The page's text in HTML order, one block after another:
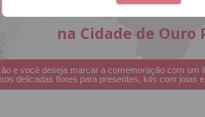
Cestas de Café da
na Cidade de Ouro
e você deseja marcar a comemoração com
delicadas flores para presentes, kits com joias